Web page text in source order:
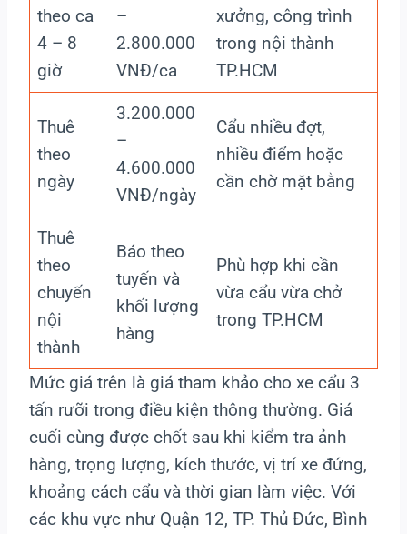
theo ca
4 – 8
giờ
–
2.800.000
VNĐ/ca
xưởng, công trình
trong nội thành
TP.HCM
Thuê
theo
ngày
3.200.000
–
4.600.000
VNĐ/ngày
Cẩu nhiều đợt,
nhiều điểm hoặc
cần chờ mặt bằng
Thuê
theo
chuyến
nội
thành
Báo theo
tuyến và
khối lượng
hàng
Phù hợp khi cần
vừa cẩu vừa chở
trong TP.HCM
Mức giá trên là giá tham khảo cho xe cẩu 3
tấn rưỡi trong điều kiện thông thường. Giá
cuối cùng được chốt sau khi kiểm tra ảnh
hàng, trọng lượng, kích thước, vị trí xe đứng,
khoảng cách cẩu và thời gian làm việc. Với
các khu vực như Quận 12, TP. Thủ Đức, Bình